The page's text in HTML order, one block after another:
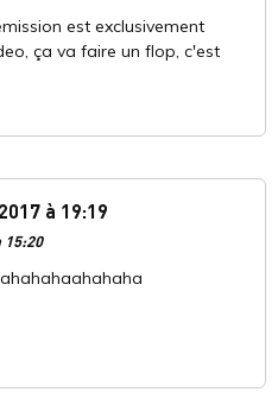
est exclusivement
ça va faire un flop, c'est
à 19:19
15:20